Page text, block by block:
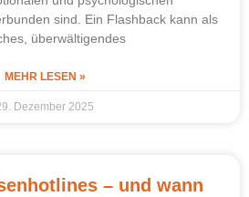
sind. Ein Flashback kann als
überwältigendes
MEHR LESEN »
Dezember 2025
– und wann